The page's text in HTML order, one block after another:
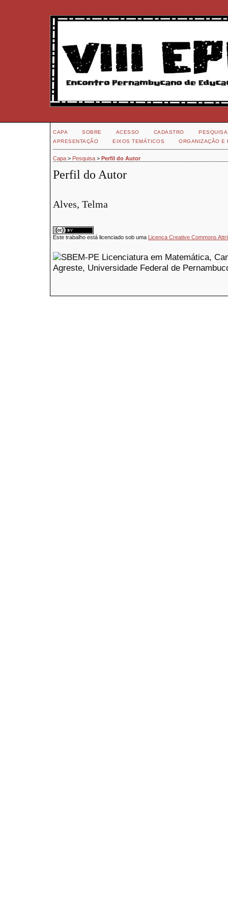
CAPA SOBRE ACESSO CADASTRO
PESQUISA
APRESENTAÇÃO
EIXOS TEMÁTICOS ORGANIZAÇÃO E
Capa > Pesquisa > Perfil do Autor
Perfil do Autor
Alves, Telma
Este trabalho está licenciado sob uma Licença Creative Commons